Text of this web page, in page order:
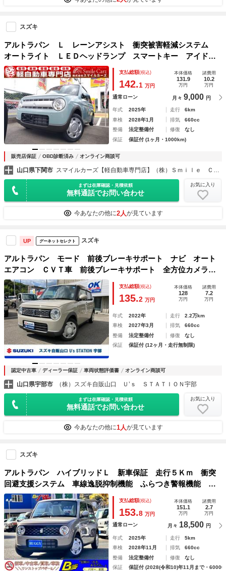
スズキ
アルトラパン Ｌ レーンアシスト 衝突被害軽減システム
オートライト ＬＥＤヘッドランプ スマートキー アイドリ
ングストップ 電動格納ミラー シートヒーター ベンチシー
ト ＣＶＴ ＥＳＣ エアコン パワーステアリング
支払総額(税込)
142.1 万円
本体価格
131.9
万円
諸費用
10.2
万円
通常ローン 月々 9,000 円
年式 2025年 走行
6km
車検
2028年1月 排気
660cc
整備
法定整備付 修復
なし
保証
保証付 (1ヶ月・1000km)
販売店保証 OBD診断済み オンライン商談可
山口県下関市 スマイルカーズ【軽自動車専門店】（株）Ｓｍｉｌｅ Ｃａｒｚ
まずは在庫確認・見積依頼
無料通話でお問い合わせ
お気に入り
今あなたの他に2人が見ています
UP グーネットセレクト スズキ
アルトラパン モード 前後ブレーキサポート ナビ オート
エアコン ＣＶＴ車 前後ブレーキサポート 全方位カメラ
ナビ ｎａｎｏｅ搭載オートエアコン シートヒーター プッ
シュスタート ステアリングオーディオリモコン シートリフ
ター チルトステアリング 助手席エアバッグ ＣＶＴ車
支払総額(税込)
135.2 万円
本体価格
128
万円
諸費用
7.2
万円
年式 2022年 走行
2.2万km
車検
2027年3月 排気
660cc
整備
法定整備付 修復
なし
保証
保証付 (12ヶ月・走行無制限)
認定中古車 ディーラー保証 車両状態評価書 オンライン商談可
山口県宇部市 （株）スズキ自販山口 Ｕ’ｓ ＳＴＡＴＩＯＮ宇部
まずは在庫確認・見積依頼
無料通話でお問い合わせ
お気に入り
今あなたの他に1人が見ています
スズキ
アルトラパン ハイブリッドＬ 新車保証 走行５Ｋｍ 衝突
回避支援システム 車線逸脱抑制機能 ふらつき警報機能 運
転席シートヒーター ＵＳＢ電源ソケット ＬＥＤヘッドライ
ト ハイビームアシスト オートライト 保証書
支払総額(税込)
153.8 万円
本体価格
151.1
万円
諸費用
2.7
万円
通常ローン 月々 18,500 円
年式 2025年 走行
5km
車検
2028年11月 排気
660cc
整備
法定整備付 修復
なし
保証
保証付 (2028(令和10)年11月まで・